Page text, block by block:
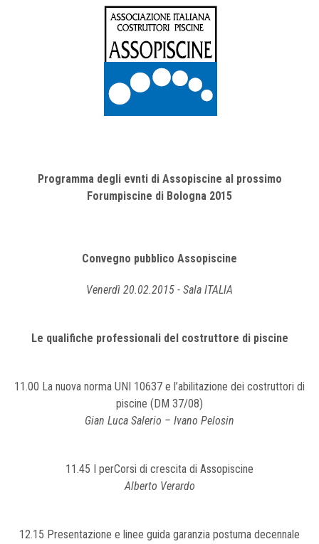
Programma degli evnti di Assopiscine al prossimo
Forumpiscine di Bologna 2015
Convegno pubblico Assopiscine
Venerdì 20.02.2015 - Sala ITALIA
Le qualifiche professionali del costruttore di piscine
11.00 La nuova norma UNI 10637 e l’abilitazione dei costruttori di
piscine (DM 37/08)
Gian Luca Salerio – Ivano Pelosin
11.45 I perCorsi di crescita di Assopiscine
Alberto Verardo
12.15 Presentazione e linee guida garanzia postuma decennale